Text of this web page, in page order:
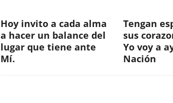
Hoy invito a cada alma
a hacer un balance del
lugar que tiene ante
Mí.
Tengan
sus
Yo voy a
Nación